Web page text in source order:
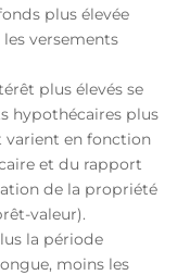
plus élevée
versements
plus élevés se
hypothécaires plus
varient en fonction
et du rapport
de la propriété
valeur).
la période
moins les